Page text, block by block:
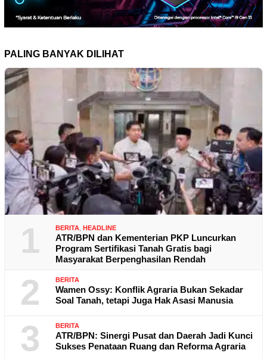
PALING BANYAK DILIHAT
1 BERITA HEADLINE
ATR/BPN dan Kementerian PKP Luncurkan
Program Sertifikasi Tanah Gratis bagi
Masyarakat Berpenghasilan Rendah
2 BERITA
Wamen Ossy: Konflik Agraria Bukan Sekadar
Soal Tanah, tetapi Juga Hak Asasi Manusia
3 BERITA
ATR/BPN: Sinergi Pusat dan Daerah Jadi Kunci
Sukses Penataan Ruang dan Reforma Agraria